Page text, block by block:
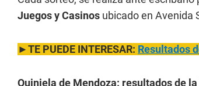
Juegos y Casinos ubicado en Avenida
►TE PUEDE INTERESAR: Resultados
Quiniela de Mendoza: resultados de la